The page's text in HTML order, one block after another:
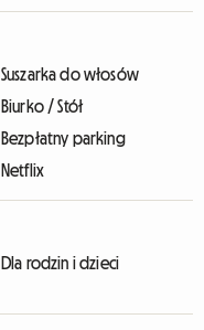
Suszarka do włosów
Biurko / Stół
Bezpłatny parking
Netflix
Dla rodzin i dzieci